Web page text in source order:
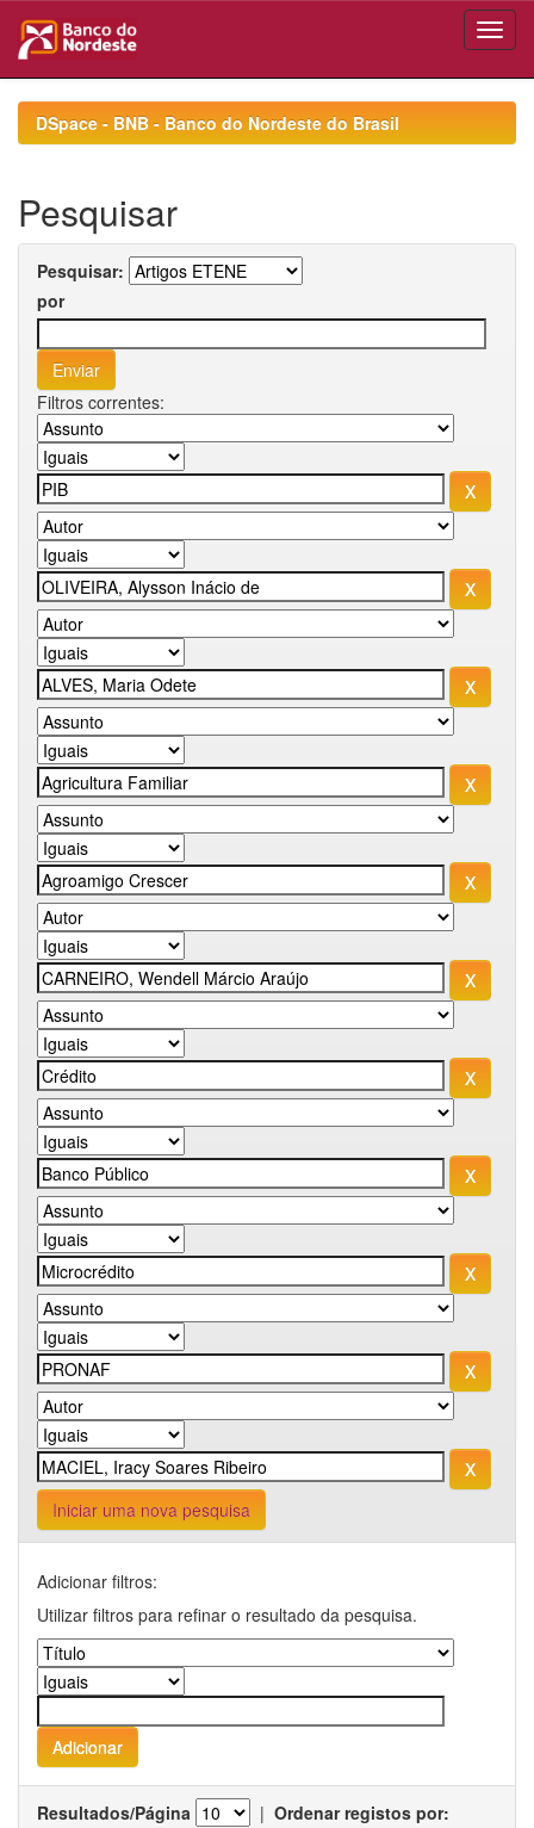
navigationDSpace - BNB - Banco do Nordeste do Brasil
Pesquisar
Pesquisar:
por
Filtros correntes:
Iniciar uma nova pesquisa
Adicionar filtros:
Utilizar filtros para refinar o resultado da pesquisa.
Resultados/Página | Ordenar registos por: